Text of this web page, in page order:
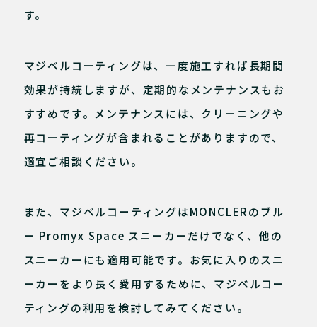
す。
マジベルコーティングは、一度施工すれば長期間
効果が持続しますが、定期的なメンテナンスもお
すすめです。メンテナンスには、クリーニングや
再コーティングが含まれることがありますので、
適宜ご相談ください。
また、マジベルコーティングはMONCLERのブル
ー Promyx Space スニーカーだけでなく、他の
スニーカーにも適用可能です。お気に入りのスニ
ーカーをより長く愛用するために、マジベルコー
ティングの利用を検討してみてください。